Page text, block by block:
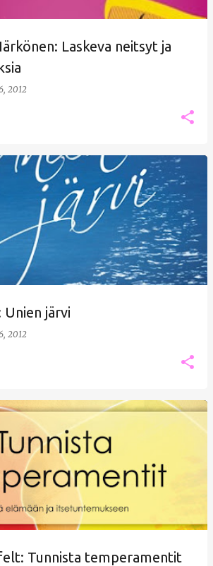
Laskeva neitsyt ja
2012
Unien järvi
2012
Tunnista temperamentit